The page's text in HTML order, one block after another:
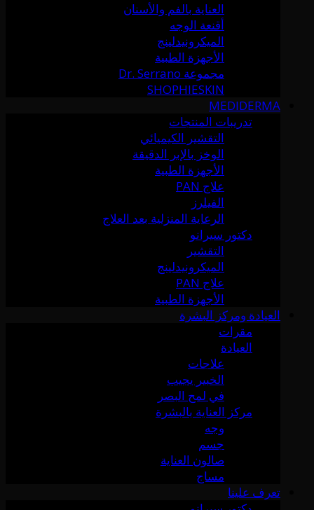
العناية بالفم والأسنان
أقنعة الوجه
الميكرونيدلينج
الأجهزة الطبية
مجموعة Dr. Serrano
SHOPHIESKIN
MEDIDERMA
تدريبات المنتجات
التقشير الكيميائي
الوخز بالإبر الدقيقة
الأجهزة الطبية
علاج PAN
الفيلرز
الرعاية المنزلية بعد العلاج
دكتور سيرانو
التقشير
الميكرونيدلينج
علاج PAN
الأجهزة الطبية
العيادة ومركز البشرة
مقرات
العيادة
علاجات
الخبير يجيب
في لمح البصر
مركز العناية بالبشرة
وجه
جسم
صالون العناية
مساج
تعرف علينا